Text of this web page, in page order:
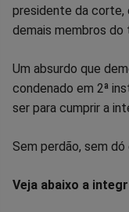
presidente da
demais membros do
Um absurdo que
condenado em 2ª
ser para cumprir a
Sem perdão, sem dó
Veja abaixo a